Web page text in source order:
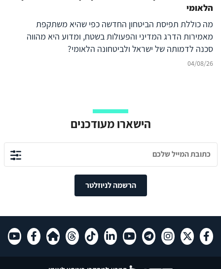
הלאומי
מה כוללת תפיסת הביטחון החדשה כפי שהיא משתקפת
מאמירות הדרג המדיני והפעולות בשטח, ומדוע היא מהווה
סכנה לדמותה של ישראל ולביטחונה הלאומי?
04/08/26
הישארו מעודכנים
הרשמה לניוזלטר